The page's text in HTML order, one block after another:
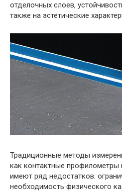
отделочных слоев,
также на эстетические
Традиционные методы
как контактные профилометры
имеют ряд недостатков:
необходимость физического